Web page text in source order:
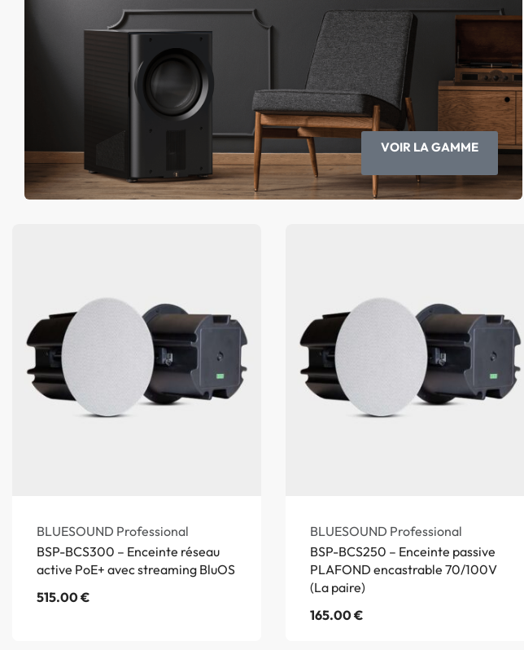
VOIR LA GAMME
BLUESOUND Professional
BSP-BCS300 – Enceinte réseau
active PoE+ avec streaming BluOS
515.00€
BLUESOUND Professional
BSP-BCS250 – Enceinte passive
PLAFOND encastrable 70/100V
(La paire)
165.00€